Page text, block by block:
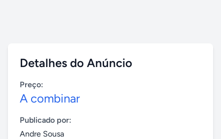
Detalhes do Anúncio
Preço:
A combinar
Publicado por:
Andre Sousa